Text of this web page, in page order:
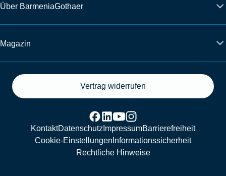
Über BarmeniaGothaer
Magazin
Vertrag widerrufen
KontaktDatenschutz ImpressumBarrierefreiheit
Cookie-Einstellungen Informationssicherheit
Rechtliche Hinweise